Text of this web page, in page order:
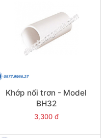
Khớp nối trơn - Model
BH32
3,300 đ